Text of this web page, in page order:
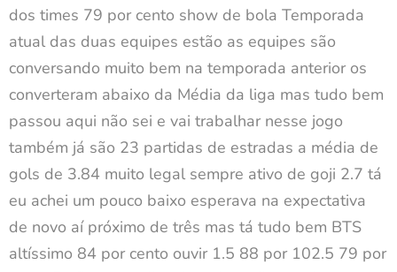
dos times 79 por cento show de bola Temporada
atual das duas equipes estão as equipes são
conversando muito bem na temporada anterior os
converteram abaixo da Média da liga mas tudo bem
passou aqui não sei e vai trabalhar nesse jogo
também já são 23 partidas de estradas a média de
gols de 3.84 muito legal sempre ativo de goji 2.7 tá
eu achei um pouco baixo esperava na expectativa
de novo aí próximo de três mas tá tudo bem BTS
altíssimo 84 por cento ouvir 1.5 88 por 102.5 79 por